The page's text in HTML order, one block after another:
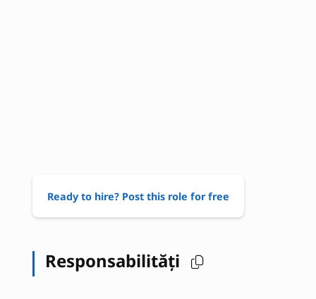
Ready to hire? Post this role for free
Responsabilități